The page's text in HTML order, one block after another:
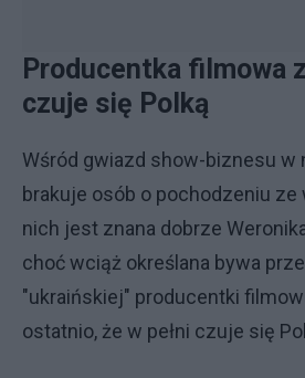
Producentka filmowa
czuje się Polką
Wśród gwiazd show-biznesu w
brakuje osób o pochodzeniu
nich jest znana dobrze
choć wciąż określana bywa
"ukraińskiej" producentki
ostatnio, że w pełni czuje się